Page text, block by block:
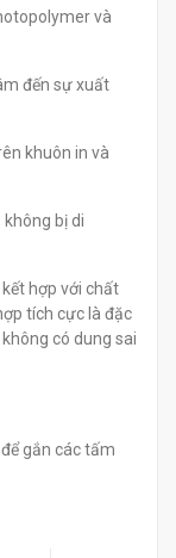
và
đến sự xuất
khuôn in và
bị di
hợp với chất
tích cực là đặc
có dung sai
gắn các tấm